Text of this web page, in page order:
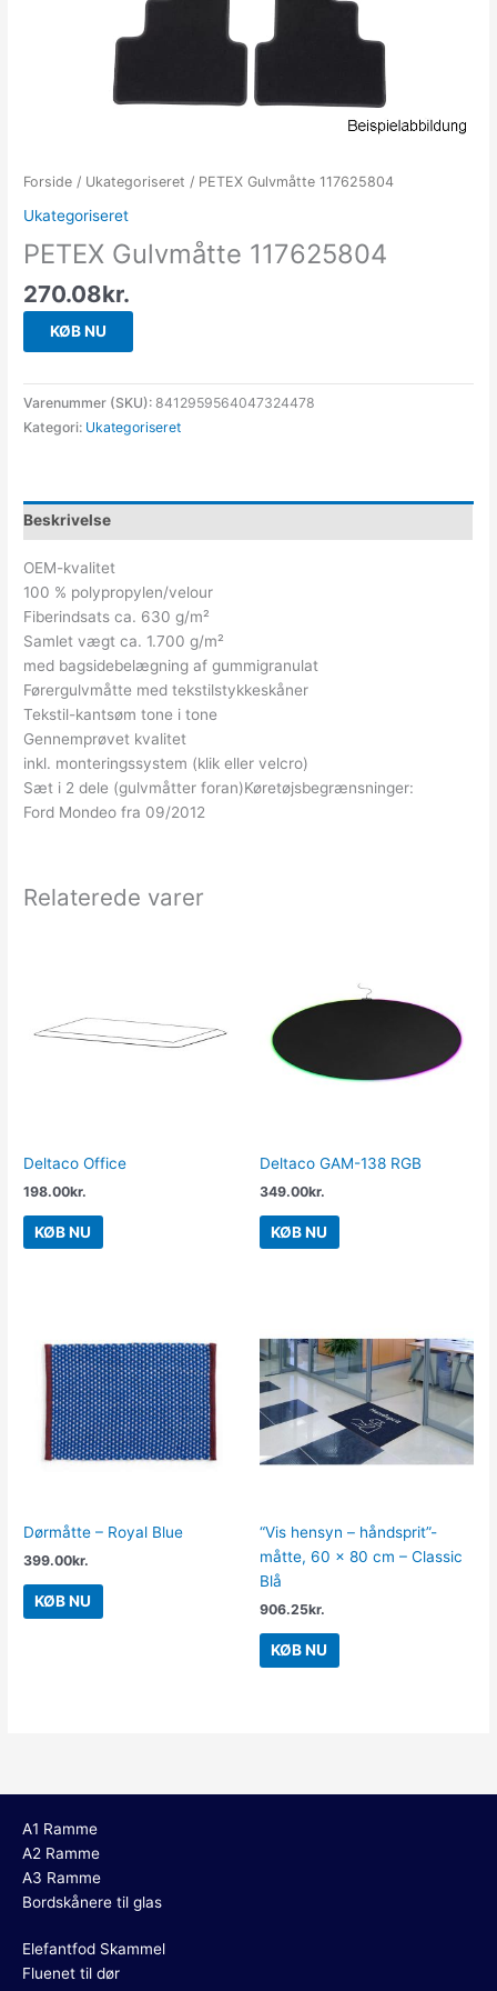
Forside / Ukategoriseret / PETEX Gulvmåtte 117625804
Ukategoriseret
PETEX Gulvmåtte 117625804
270.08kr.
KØB NU
Varenummer (SKU):8412959564047324478
Kategori: Ukategoriseret
Beskrivelse
OEM-kvalitet
100 % polypropylen/velour
Fiberindsats ca. 630 g/m²
Samlet vægt ca. 1.700 g/m²
med bagsidebelægning af gummigranulat
Førergulvmåtte med tekstilstykkeskåner
Tekstil-kantsøm tone i tone
Gennemprøvet kvalitet
inkl. monteringssystem (klik eller velcro)
Sæt i 2 dele (gulvmåtter foran)Køretøjsbegrænsninger:
Ford Mondeo fra 09/2012
Relaterede varer
Deltaco Office
198.00kr.
KØB NU
Deltaco GAM-138 RGB
349.00kr.
KØB NU
Dørmåtte – Royal Blue
399.00kr.
KØB NU
“Vis hensyn – håndsprit”-
måtte, 60 x 80 cm – Classic
Blå
906.25kr.
KØB NU
A1 Ramme
A2 Ramme
A3 Ramme
Bordskånere til glas
Elefantfod Skammel
Fluenet til dør